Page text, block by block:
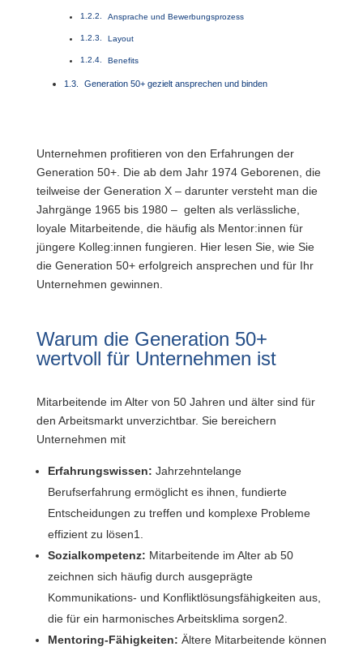
Ansprache und Bewerbungsprozess
Layout
Benefits
Generation 50+ gezielt ansprechen und binden
Unternehmen profitieren von den Erfahrungen der
Generation 50+. Die ab dem Jahr 1974 Geborenen, die
teilweise der Generation X – darunter versteht man die
Jahrgänge 1965 bis 1980 – gelten als verlässliche,
loyale Mitarbeitende, die häufig als Mentor:innen für
jüngere Kolleg:innen fungieren. Hier lesen Sie, wie Sie
die Generation 50+ erfolgreich ansprechen und für Ihr
Unternehmen gewinnen.
Warum die Generation 50+
wertvoll für Unternehmen ist
Mitarbeitende im Alter von 50 Jahren und älter sind für
den Arbeitsmarkt unverzichtbar. Sie bereichern
Unternehmen mit
Erfahrungswissen: Jahrzehntelange
Berufserfahrung ermöglicht es ihnen, fundierte
Entscheidungen zu treffen und komplexe Probleme
effizient zu lösen1.
Sozialkompetenz: Mitarbeitende im Alter ab 50
zeichnen sich häufig durch ausgeprägte
Kommunikations- und Konfliktlösungsfähigkeiten aus,
die für ein harmonisches Arbeitsklima sorgen2.
Mentoring-Fähigkeiten: Ältere Mitarbeitende können